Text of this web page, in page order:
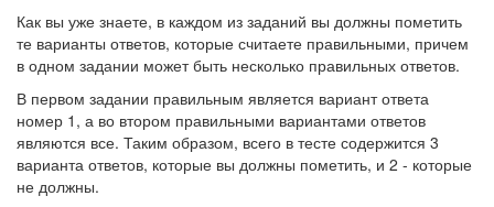
Как вы уже знаете, в каждом из заданий вы должны пометить
те варианты ответов, которые считаете правильными, причем
в одном задании может быть несколько правильных ответов.
В первом задании правильным является вариант ответа
номер 1, а во втором правильными вариантами ответов
являются все. Таким образом, всего в тесте содержится 3
варианта ответов, которые вы должны пометить, и 2 - которые
не должны.